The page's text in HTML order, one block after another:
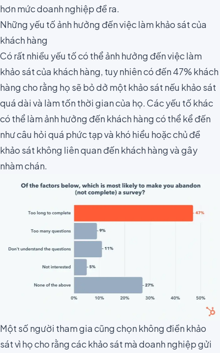
hơn mức doanh nghiệp đề ra.
Những yếu tố ảnh hưởng đến việc làm khảo sát của
khách hàng
Có rất nhiều yếu tố có thể ảnh hưởng đến việc làm
khảo sát của khách hàng, tuy nhiên có đến 47% khách
hàng cho rằng họ sẽ bỏ dở một khảo sát nếu khảo sát
quá dài và làm tốn thời gian của họ. Các yếu tố khác
có thể làm ảnh hưởng đến khách hàng có thể kể đến
như câu hỏi quá phức tạp và khó hiểu hoặc chủ đề
khảo sát không liên quan đến khách hàng và gây
nhàm chán.
Một số người tham gia cũng chọn không điền khảo
sát vì họ cho rằng các khảo sát mà doanh nghiệp gửi